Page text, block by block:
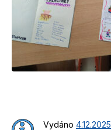
Vydáno 4.12.2025